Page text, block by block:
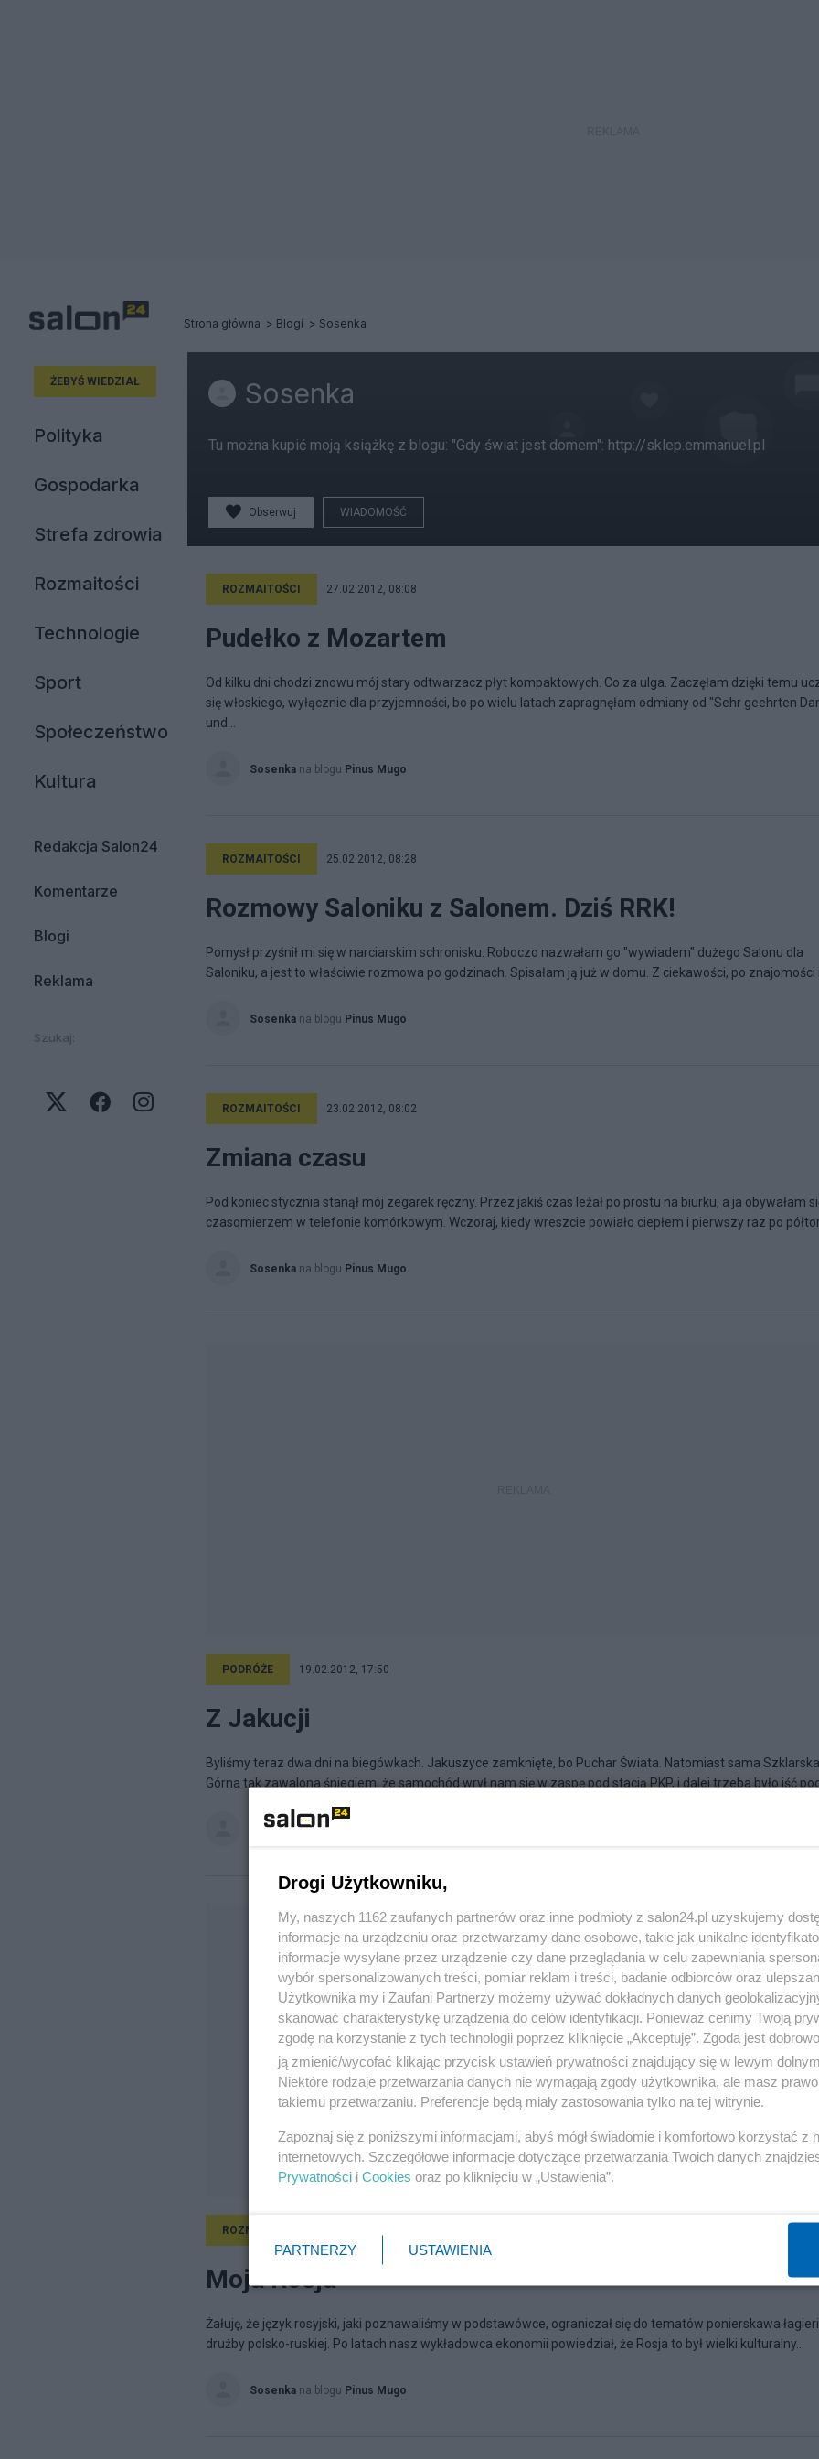
Strona główna Blogi Sosenka
ŻEBYŚ WIEDZIAŁ
Polityka
Gospodarka
Strefa zdrowia
Rozmaitości
Technologie
Sport
Społeczeństwo
Kultura
Redakcja Salon24
Komentarze
Blogi
Reklama
Szukaj:
Sosenka
Tu można kupić moją książkę z blogu: "Gdy świat jest domem": http://sklep.emmanuel.pl
Obserwuj WIADOMOŚĆ
ROZMAITOŚCI 27.02.2012, 08:08
Pudełko z Mozartem
Od kilku dni chodzi znowu mój stary odtwarzacz płyt kompaktowych. Co za ulga. Zaczęłam dzięki temu
się włoskiego, wyłącznie dla przyjemności, bo po wielu latach zapragnęłam odmiany od "Sehr geehrten
und...
Sosenka na blogu Pinus Mugo
ROZMAITOŚCI 25.02.2012, 08:28
Rozmowy Saloniku z Salonem. Dziś RRK!
Pomysł przyśnił mi się w narciarskim schronisku. Roboczo nazwałam go "wywiadem" dużego Salonu dla
Saloniku, a jest to właściwie rozmowa po godzinach. Spisałam ją już w domu. Z ciekawości, po znajomości i
Sosenka na blogu Pinus Mugo
ROZMAITOŚCI 23.02.2012, 08:02
Zmiana czasu
Pod koniec stycznia stanął mój zegarek ręczny. Przez jakiś czas leżał po prostu na biurku, a ja obywałam
czasomierzem w telefonie komórkowym. Wczoraj, kiedy wreszcie powiało ciepłem i pierwszy raz po
Sosenka na blogu Pinus Mugo
PODRÓŻE 19.02.2012, 17:50
Z Jakucji
Byliśmy teraz dwa dni na biegówkach. Jakuszyce zamknięte, bo Puchar Świata. Natomiast sama Szklarska
Górna tak zawalona śniegiem, że samochód wrył nam się w zaspę pod stacją PKP, i dalej trzeba było iść
Sosenka na blogu
ROZMAITOŚCI
Moja Rosja
Żałuję, że język rosyjski, jaki poznawaliśmy w podstawówce, ograniczał się do tematów ponierskawa
drużby polsko-ruskiej. Po latach nasz wykładowca ekonomii powiedział, że Rosja to był wielki kulturalny...
Sosenka na blogu Pinus Mugo
Drogi Użytkowniku,
My, naszych 1162 zaufanych partnerów oraz inne podmioty z salon24.pl uzyskujemy
informacje na urządzeniu oraz przetwarzamy dane osobowe, takie jak unikalne
informacje wysyłane przez urządzenie czy dane przeglądania w celu zapewniania
wybór spersonalizowanych treści, pomiar reklam i treści, badanie odbiorców oraz
Użytkownika my i Zaufani Partnerzy możemy używać dokładnych danych
skanować charakterystykę urządzenia do celów identyfikacji. Ponieważ cenimy Twoją
zgodę na korzystanie z tych technologii poprzez kliknięcie „Akceptuję”. Zgoda jest
ją zmienić/wycofać klikając przycisk ustawień prywatności znajdujący się w lewym
Niektóre rodzaje przetwarzania danych nie wymagają zgody użytkownika, ale masz
takiemu przetwarzaniu. Preferencje będą miały zastosowania tylko na tej witrynie.
Zapoznaj się z poniższymi informacjami, abyś mógł świadomie i komfortowo korzystać z
internetowych. Szczegółowe informacje dotyczące przetwarzania Twoich danych
Prywatności i Cookies oraz po kliknięciu w „Ustawienia”.
PARTNERZY USTAWIENIA